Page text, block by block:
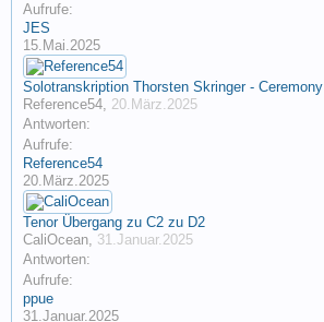
Aufrufe:
JES
15.Mai.2025
Solotranskription Thorsten Skringer - Ceremony
Reference54, 20.März.2025
Antworten:
Aufrufe:
Reference54
20.März.2025
Tenor Übergang zu C2 zu D2
CaliOcean, 31.Januar.2025
Antworten:
Aufrufe:
ppue
31.Januar.2025